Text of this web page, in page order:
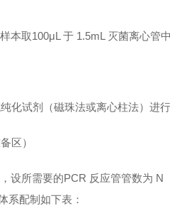
本取100μL 于 1.5mL 灭菌离心管中
化试剂（磁珠法或离心柱法）进
区）
设所需要的PCR 反应管管数为
系配制如下表：